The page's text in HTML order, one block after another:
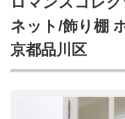
ネット/飾り棚
京都品川区